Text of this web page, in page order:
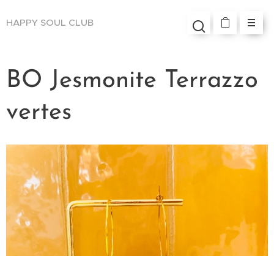
HAPPY SOUL CLUB
BO Jesmonite Terrazzo
vertes